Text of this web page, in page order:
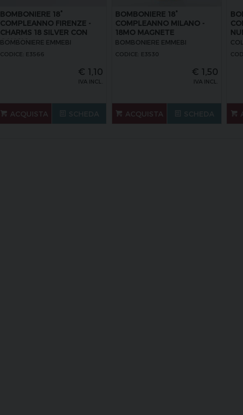
BOMBONIERE 18°
COMPLEANNO FIRENZE -
CHARMS 18 SILVER CON
GANCIO
BOMBONIERE EMMEBI
CODICE: E3566
€ 1,10
IVA INCL.
ACQUISTA
BOMBONIERE 18°
COMPLEANNO MILANO -
18MO MAGNETE
BOMBONIERE EMMEBI
CODICE: E3530
€ 1,50
IVA INCL.
ACQUISTA